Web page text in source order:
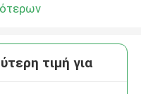
τιμή για